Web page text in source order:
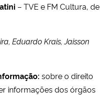
– TVE e FM Cultura, de
Eduardo Krais, Jaisson
sobre o direito
informações dos órgãos